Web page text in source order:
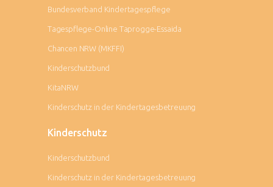
Bundesverband Kindertagespflege
Tagespflege-Online Taprogge-Essaida
Chancen NRW (MKFFI)
Kinderschutzbund
KitaNRW
Kinderschutz in der Kindertagesbetreuung
Kinderschutz
Kinderschutzbund
Kinderschutz in der Kindertagesbetreuung